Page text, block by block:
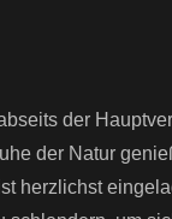
der
der Natur
herzlichst